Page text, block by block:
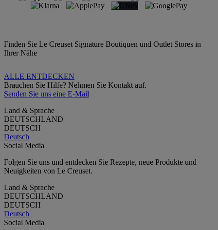
Finden Sie Le Creuset Signature Boutiquen und Outlet Stores in
Ihrer Nähe
ALLE ENTDECKEN
Brauchen Sie Hilfe? Nehmen Sie Kontakt auf.
Senden Sie uns eine E-Mail
Land & Sprache
DEUTSCHLAND
DEUTSCH
Deutsch
Social Media
Folgen Sie uns und entdecken Sie Rezepte, neue Produkte und
Neuigkeiten von Le Creuset.
Land & Sprache
DEUTSCHLAND
DEUTSCH
Deutsch
Social Media